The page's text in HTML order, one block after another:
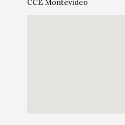
CCE Montevideo